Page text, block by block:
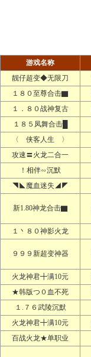
游戏名称
靓仔超变◆无限刀
１８０至尊合击▇
１．８０战神复古
１８５凤舞合击█
〈 侠客人生 〉
攻速〓火龙二合一
！相伴∽沉默
◥◣魔血迷失◢◤
新1.80神龙合击▇
１丶８０神影火龙
９９９新超变神器
火龙神君╋满10元
★韩版つ０血不死
１.７６武陵沉默
火龙神君╋满10元
百战火龙★单职业